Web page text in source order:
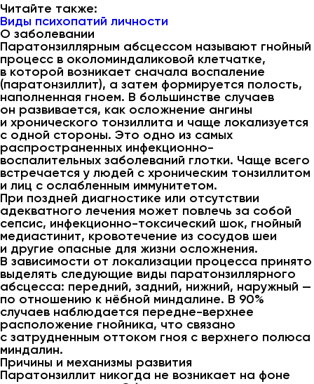
Читайте также:
Виды психопатий личности
О заболевании
Паратонзиллярным абсцессом называют гнойный
процесс в околоминдаликовой клетчатке,
в которой возникает сначала воспаление
(паратонзиллит), а затем формируется полость,
наполненная гноем. В большинстве случаев
он развивается, как осложнение ангины
и хронического тонзиллита и чаще локализуется
с одной стороны. Это одно из самых
распространенных инфекционно-
воспалительных заболеваний глотки. Чаще всего
встречается у людей с хроническим тонзиллитом
и лиц с ослабленным иммунитетом.
При поздней диагностике или отсутствии
адекватного лечения может повлечь за собой
сепсис, инфекционно-токсический шок, гнойный
медиастинит, кровотечение из сосудов шеи
и другие опасные для жизни осложнения.
В зависимости от локализации процесса принято
выделять следующие виды паратонзиллярного
абсцесса: передний, задний, нижний, наружный —
по отношению к нёбной миндалине. В 90%
случаев наблюдается передне-верхнее
расположение гнойника, что связано
с затрудненным оттоком гноя с верхнего полюса
миндалин.
Причины и механизмы развития
Паратонзиллит никогда не возникает на фоне